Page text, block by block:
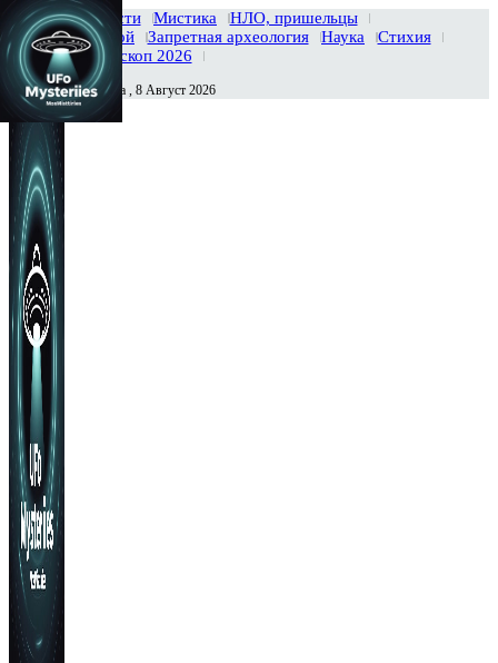
Главная Новости Мистика
НЛО, пришельцы
Тайны вселенной
Запретная археология Наука
Стихия
История
Гороскоп 2026
Сегодня Суббота , 8 Август 2026